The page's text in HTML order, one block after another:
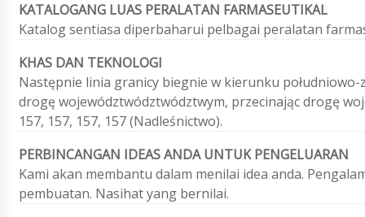
KATALOGANG LUAS PERALATAN FARMASEUTIKAL
Katalog sentiasa diperbaharui pelbagai peralatan
KHAS DAN TEKNOLOGI
Następnie linia granicy biegnie w kierunku
drogę województwództwództwym, przecinając drogę
157, 157, 157, 157 (Nadleśnictwo).
PERBINCANGAN IDEAS ANDA UNTUK PENGELUARAN
Kami akan membantu dalam menilai idea anda.
pembuatan. Nasihat yang bernilai.